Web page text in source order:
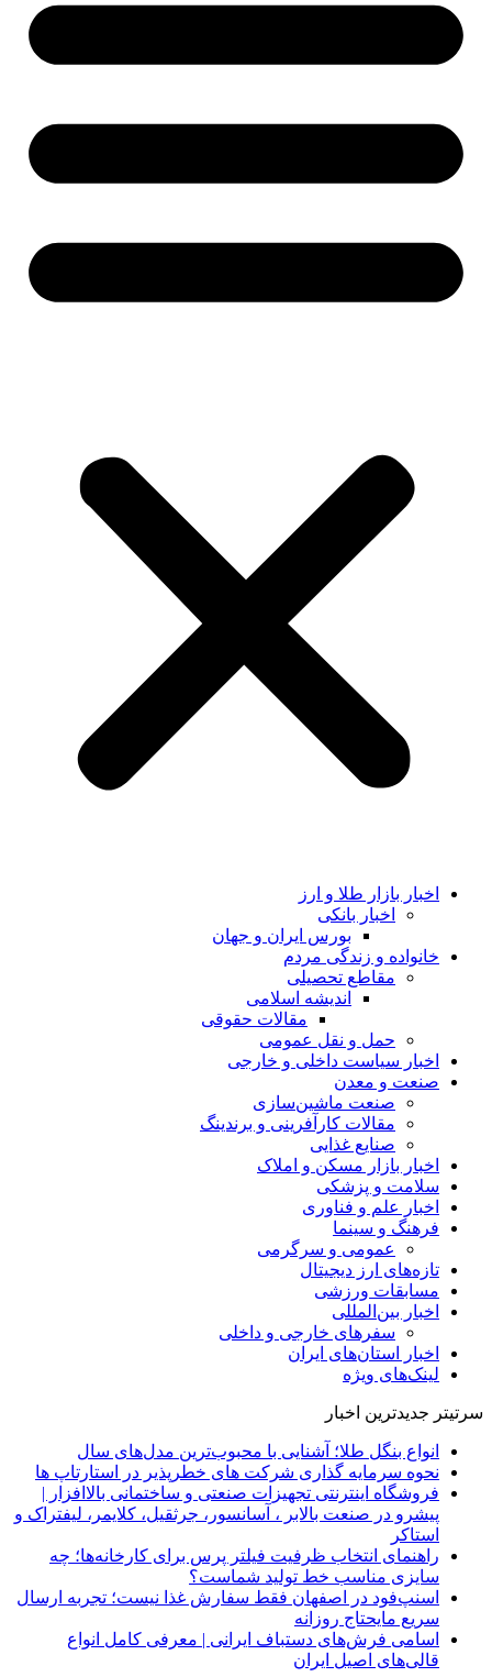
اخبار بازار طلا و ارز
اخبار بانکی
بورس ایران و جهان
خانواده و زندگی مردم
مقاطع تحصیلی
اندیشه اسلامی
مقالات حقوقی
حمل و نقل عمومی
اخبار سیاست داخلی و خارجی
صنعت و معدن
صنعت ماشین‌سازی
مقالات کارآفرینی و برندینگ
صنایع غذایی
اخبار بازار مسکن و املاک
سلامت و پزشکی
اخبار علم و فناوری
فرهنگ و سینما
عمومی و سرگرمی
تازه‌های ارز دیجیتال
مسابقات ورزشی
اخبار بین‌المللی
سفرهای خارجی و داخلی
اخبار استان‌های ایران
لینک‌های ویژه
سرتیتر جدیدترین اخبار
انواع بنگل طلا؛ آشنایی با محبوب‌ترین مدل‌های سال
نحوه سرمایه‌ گذاری شرکت‌ های خطرپذیر در استارتاپ ها
فروشگاه اینترنتی تجهیزات صنعتی و ساختمانی بالاافزار |
پیشرو در صنعت بالابر ، آسانسور، جرثقیل، کلایمر، لیفتراک و
استاکر
راهنمای انتخاب ظرفیت فیلتر پرس برای کارخانه‌ها؛ چه
سایزی مناسب خط تولید شماست؟
اسنپ‌فود در اصفهان فقط سفارش غذا نیست؛ تجربه ارسال
سریع مایحتاج روزانه
اسامی فرش‌های دستباف ایرانی | معرفی کامل انواع
قالی‌های اصیل ایران